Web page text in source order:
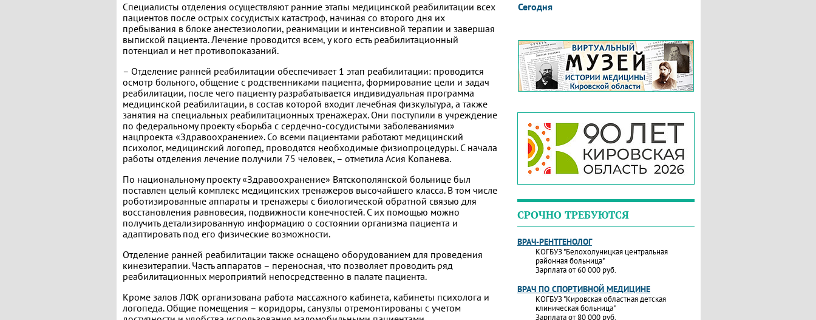
Специалисты отделения осуществляют ранние этапы медицинской реабилитации всех
пациентов после острых сосудистых катастроф, начиная со второго дня их
пребывания в блоке анестезиологии, реанимации и интенсивной терапии и завершая
выпиской пациента. Лечение проводится всем, у кого есть реабилитационный
потенциал и нет противопоказаний.
– Отделение ранней реабилитации обеспечивает 1 этап реабилитации: проводится
осмотр больного, общение с родственниками пациента, формирование цели и задач
реабилитации, после чего пациенту разрабатывается индивидуальная программа
медицинской реабилитации, в состав которой входит лечебная физкультура, а также
занятия на специальных реабилитационных тренажерах. Они поступили в учреждение
по федеральному проекту «Борьба с сердечно-сосудистыми заболеваниями»
нацпроекта «Здравоохранение». Со всеми пациентами работают медицинский
психолог, медицинский логопед, проводятся необходимые физиопроцедуры. С начала
работы отделения лечение получили 75 человек, – отметила Асия Копанева.
По национальному проекту «Здравоохранение» Вятскополянской больнице был
поставлен целый комплекс медицинских тренажеров высочайшего класса. В том числе
роботизированные аппараты и тренажеры с биологической обратной связью для
восстановления равновесия, подвижности конечностей. С их помощью можно
получить детализированную информацию о состоянии организма пациента и
адаптировать под его физические возможности.
Отделение ранней реабилитации также оснащено оборудованием для проведения
кинезитерапии. Часть аппаратов – переносная, что позволяет проводить ряд
реабилитационных мероприятий непосредственно в палате пациента.
Кроме залов ЛФК организована работа массажного кабинета, кабинеты психолога и
логопеда. Общие помещения – коридоры, санузлы отремонтированы с учетом
Сегодня
СРОЧНО ТРЕБУЮТСЯ
ВРАЧ-РЕНТГЕНОЛОГ
КОГБУЗ "Белохолуницкая центральная
районная больница"
Зарплата от 60 000 руб.
ВРАЧ ПО СПОРТИВНОЙ МЕДИЦИНЕ
КОГБУЗ "Кировская областная детская
клиническая больница"
Зарплата от 80 000 руб.